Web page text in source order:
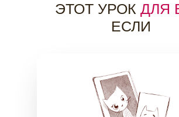
ЭТОТ УРОК ДЛЯ
ЕСЛИ